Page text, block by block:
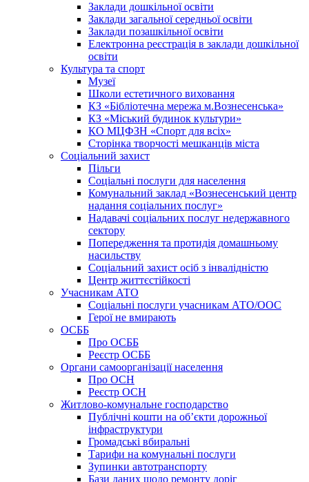
Заклади дошкільної освіти
Заклади загальної середньої освіти
Заклади позашкільної освіти
Електронна реєстрація в заклади дошкільної
освіти
Культура та спорт
Музеї
Школи естетичного виховання
КЗ «Бібліотечна мережа м.Вознесенська»
КЗ «Міський будинок культури»
КО МЦФЗН «Спорт для всіх»
Сторінка творчості мешканців міста
Соціальний захист
Пільги
Соціальні послуги для населення
Комунальний заклад «Вознесенський центр
надання соціальних послуг»
Надавачі соціальних послуг недержавного
сектору
Попередження та протидія домашньому
насильству
Соціальний захист осіб з інвалідністю
Центр життєстійкості
Учасникам АТО
Соціальні послуги учасникам АТО/ООС
Герої не вмирають
ОСББ
Про ОСББ
Реєстр ОСББ
Органи самоорганізації населення
Про ОСН
Реєстр ОСН
Житлово-комунальне господарство
Публічні кошти на об’єкти дорожньої
інфраструктури
Громадські вбиральні
Тарифи на комунальні послуги
Зупинки автотранспорту
Бази даних щодо ремонту доріг